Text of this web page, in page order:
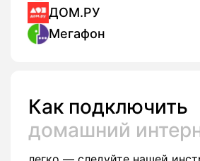
ДОМ.РУ
Мегафон
Как подключить
домашний